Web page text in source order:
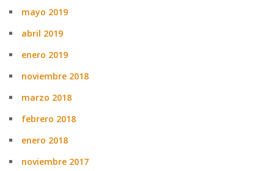
mayo 2019
abril 2019
enero 2019
noviembre 2018
marzo 2018
febrero 2018
enero 2018
noviembre 2017